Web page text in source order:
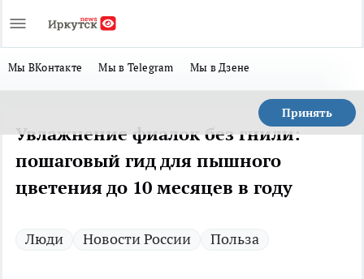
Мы ВКонтакте Мы в Telegram Мы в Дзене
Принять
Увлажнение фиалок без гнили:
пошаговый гид для пышного
цветения до 10 месяцев в году
Люди Новости России Польза